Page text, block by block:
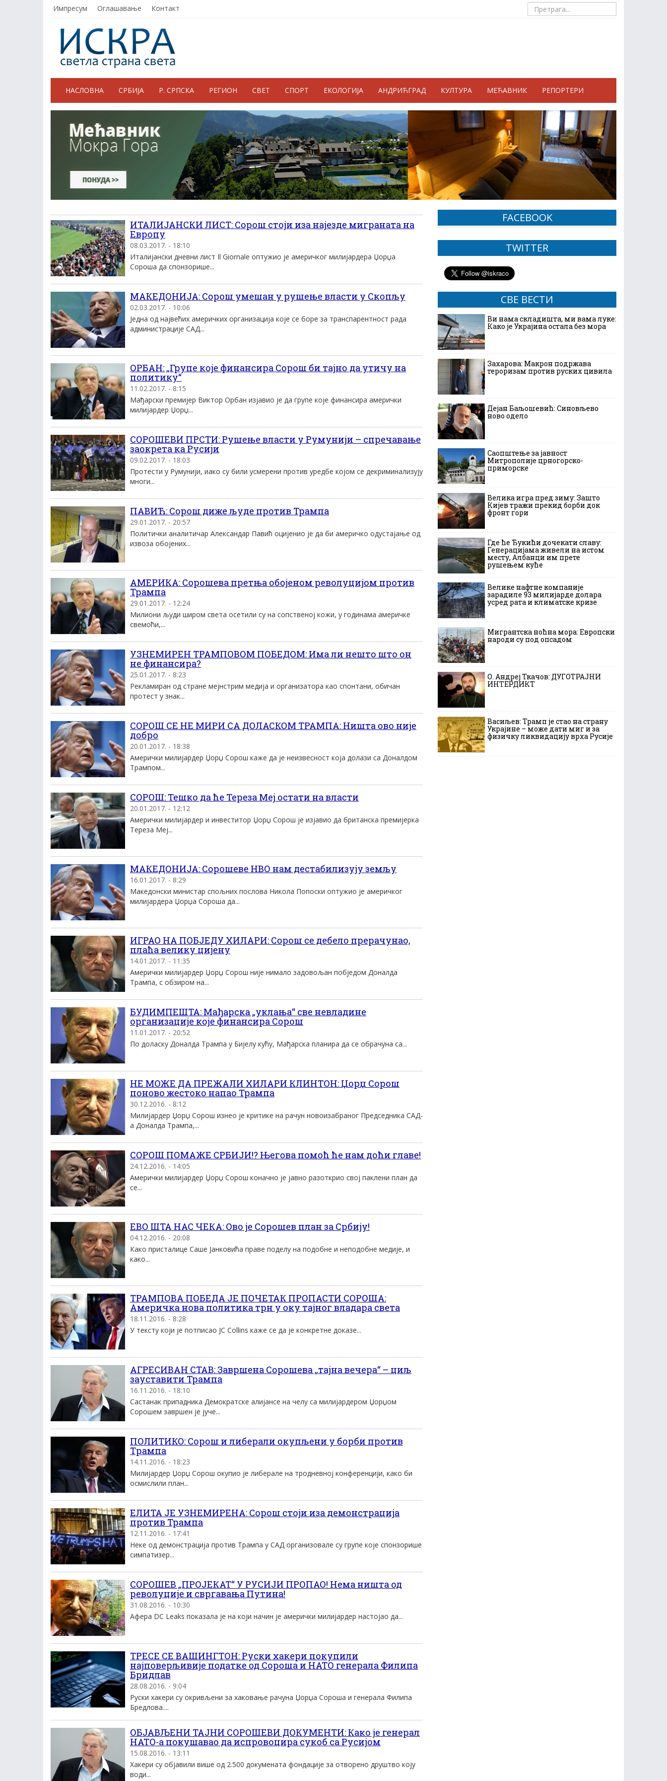
Импресум Оглашавање Контакт
НАСЛОВНА СРБИЈА Р. СРПСКА РЕГИОН СВЕТ СПОРТ ЕКОЛОГИЈА АНДРИЋГРАД КУЛТУРА МЕЋАВНИК РЕПОРТЕРИ
ИТАЛИЈАНСКИ ЛИСТ: Сорош стоји иза најезде миграната на
Европу
08.03.2017. - 18:10
Италијански дневни лист Il Giornale оптужио је америчког милијардера Џорџа
Сороша да спонзорише...
МАКЕДОНИЈА: Сорош умешан у рушење власти у Скопљу
02.03.2017. - 10:06
Једна од највећих америчких организација које се боре за транспарентност рада
администрације САД...
ОРБАН: „Групе које финансира Сорош би тајно да утичу на
политику“
11.02.2017. - 8:15
Мађарски премијер Виктор Орбан изјавио је да групе које финансира амерички
милијардер Џорџ...
СОРОШЕВИ ПРСТИ: Рушење власти у Румунији – спречавање
заокрета ка Русији
09.02.2017. - 18:03
Протести у Румунији, иако су били усмерени против уредбе којом се декриминализују
многи...
ПАВИЋ: Сорош диже људе против Трампа
29.01.2017. - 20:57
Политички аналитичар Александар Павић оцијенио је да би америчко одустајање од
извоза обојених...
АМЕРИКА: Сорошева претња обојеном револуцијом против
Трампа
29.01.2017. - 12:24
Милиони људи широм света осетили су на сопственој кожи, у годинама америчке
свемоћи,...
УЗНЕМИРЕН ТРАМПОВОМ ПОБЕДОМ: Има ли нешто што он
не финансира?
25.01.2017. - 8:23
Рекламиран од стране мејнстрим медија и организатора као спонтани, обичан
протест у знак...
СОРОШ СЕ НЕ МИРИ СА ДОЛАСКОМ ТРАМПА: Ништа ово није
добро
20.01.2017. - 18:38
Амерички милијардер Џорџ Сорош каже да је неизвесност која долази са Доналдом
Трампом...
СОРОШ: Тешко да ће Тереза Меј остати на власти
20.01.2017. - 12:12
Амерички милијардер и инвеститор Џорџ Сорош је изјавио да британска премијерка
Тереза Меј...
МАКЕДОНИЈА: Сорошеве НВО нам дестабилизују земљу
16.01.2017. - 8:29
Македонски министар спољних послова Никола Попоски оптужио је америчког
милијардера Џорџа Сороша да...
ИГРАО НА ПОБЈЕДУ ХИЛАРИ: Сорош се дебело прерачунао,
плаћа велику цијену
14.01.2017. - 11:35
Амерички милијардер Џорџ Сорош није нимало задовољан побједом Доналда
Трампа, с обзиром на...
БУДИМПЕШТА: Мађарска „уклања“ све невладине
организације које финансира Сорош
11.01.2017. - 20:52
По доласку Доналда Трампа у Бијелу кућу, Мађарска планира да се обрачуна са...
НЕ МОЖЕ ДА ПРЕЖАЛИ ХИЛАРИ КЛИНТОН: Џорџ Сорош
поново жестоко напао Трампа
30.12.2016. - 8:12
Милијардер Џорџ Сорош изнео је критике на рачун новоизабраног Председника САД-
а Доналда Трампа,...
СОРОШ ПОМАЖЕ СРБИЈИ!? Његова помоћ ће нам доћи главе!
24.12.2016. - 14:05
Амерички милијардер Џорџ Сорош коначно је јавно разоткрио свој паклени план да
се...
ЕВО ШТА НАС ЧЕКА: Ово је Сорошев план за Србију!
04.12.2016. - 20:08
Како присталице Саше Јанковића праве поделу на подобне и неподобне медије, и
како...
ТРАМПОВА ПОБЕДА ЈЕ ПОЧЕТАК ПРОПАСТИ СОРОША:
Америчка нова политика трн у оку тајног владара света
18.11.2016. - 8:28
У тексту који је потписао JC Collins каже се да је конкретне доказе...
АГРЕСИВАН СТАВ: Завршена Сорошева „тајна вечера“ – циљ
зауставити Трампа
16.11.2016. - 18:10
Састанак припадника Демократске алијансе на челу са милијардером Џорџом
Сорошем завршен је јуче...
ПОЛИТИКО: Сорош и либерали окупљени у борби против
Tрампа
14.11.2016. - 18:23
Mилиjардер Џорџ Сорош окупио jе либерале на тродневноj конференциjи, како би
осмислили план...
ЕЛИТА ЈЕ УЗНЕМИРЕНА: Сорош стоји иза демонстрација
против Трампа
12.11.2016. - 17:41
Неке од демонстрација против Трампа у САД организовале су групе које спонзорише
симпатизер...
СОРОШЕВ „ПРОЈЕКАТ“ У РУСИЈИ ПРОПАО! Нема ништа од
револуције и свргавања Путина!
31.08.2016. - 10:30
Афера DC Leaks показала је на који начин је амерички милијардер настојао да...
ТРЕСЕ СЕ ВАШИНГТОН: Руски хакери покупили
најповерљивије податке од Сороша и НАТО генерала Филипа
Бридлав
28.08.2016. - 9:04
Руски хакери су окривљени за хаковање рачуна Џорџа Сороша и генерала Филипа
Бредлова....
ОБЈАВЉЕНИ ТАЈНИ СОРОШЕВИ ДОКУМЕНТИ: Како је генерал
НАТО-а покушавао да испровоцира сукоб са Русијом
15.08.2016. - 13:11
Хакери су обjавили више од 2.500 докумената фондациjе за отворено друштво коjу
води...
FACEBOOK
TWITTER
СВЕ ВЕСТИ
Ви нама складишта, ми вама луке:
Како је Украјина остала без мора
Захарова: Макрон подржава
тероризам против руских цивила
Дејан Баљошевић: Синовљево
ново одело
Саопштење за јавност
Митрополије црногорско-
приморске
Велика игра пред зиму: Зашто
Кијев тражи прекид борби док
фронт гори
Где ће Ђукићи дочекати славу:
Генерацијама живели на истом
месту, Албанци им прете
рушењем куће
Велике нафтне компаније
зарадиле 93 милијарде долара
усред рата и климатске кризе
Мигрантска ноћна мора: Европски
народи су под опсадом
О. Андреј Ткачов: ДУГОТРАЈНИ
ИНТЕРДИКТ
Васиљев: Трамп је стао на страну
Украјине – може дати миг и за
физичку ликвидацију врха Русије